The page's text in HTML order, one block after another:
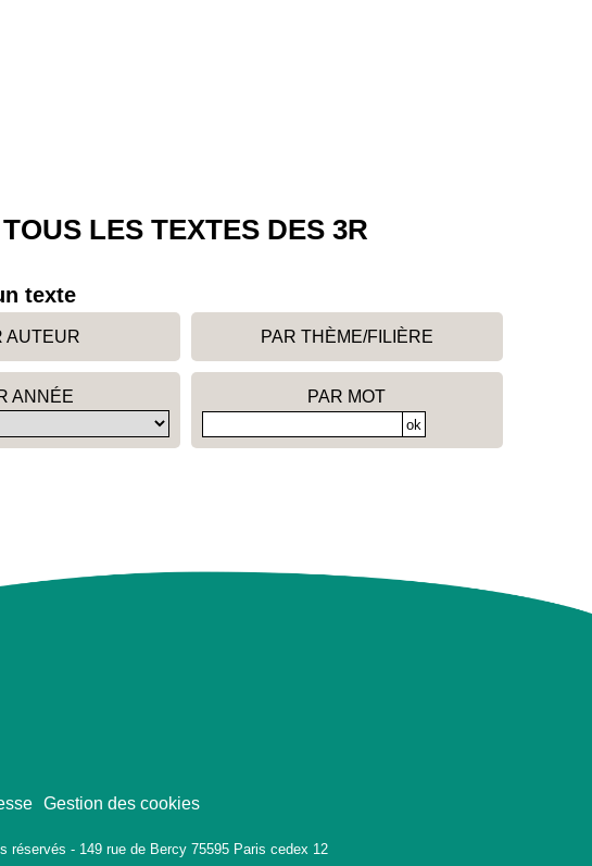
TOUS LES TEXTES DES 3R
texte
AUTEUR PAR THÈME/FILIÈRE
ANNÉE PAR MOT
Gestion des cookies
réservés - 149 rue de Bercy 75595 Paris cedex 12